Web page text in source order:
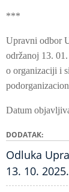
***
Upravni odbor
održanoj 13.
o organizaciji i
Datum
DODATAK
Odluka
13. 10.